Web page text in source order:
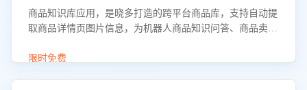
商品知识库应用，是晓多打造的跨平台商品库，支持自动提
取商品详情页图片信息，为机器人商品知识问答、商品卖点
限时免费